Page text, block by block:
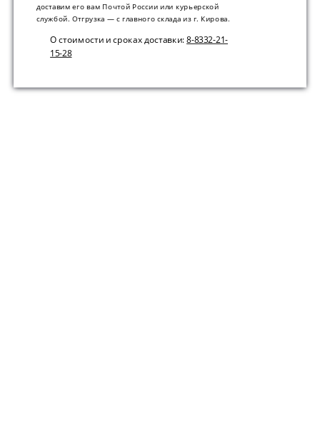
доставим его вам Почтой России или курьерской
службой. Отгрузка — с главного склада из г. Кирова.
О стоимости и сроках доставки:8-8332-21-
15-28